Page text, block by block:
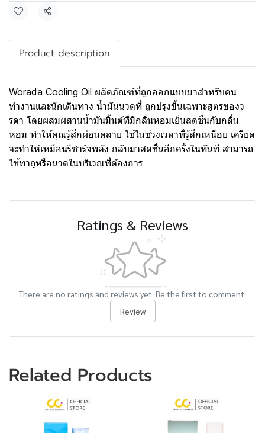
Share
Product description
Worada Cooling Oil ผลิตภัณฑ์ที่ถูกออกแบบมาสำหรับคน
ทำงานและนักเดินทาง น้ำมันนวดที่ ถูกปรุงขึ้นเฉพาะสูตรของว
รดา โดยผสมผสานน้ำมันมิ้นต์ที่มีกลิ่นหอมเย็นสดชื่นกับกลิ่น
หอม ทำให้คุณรู้สึกผ่อนคลาย ใช้ในช่วงเวลาที่รู้สึกเหนื่อย เครียด
จะทำให้เหมือนรีชาร์จพลัง กลับมาสดชื่นอีกครั้งในทันที สามารถ
ใช้ทาถูหรือนวดในบริเวณที่ต้องการ
Ratings & Reviews
There are no ratings and reviews yet. Be the first to comment.
Review
Related Products